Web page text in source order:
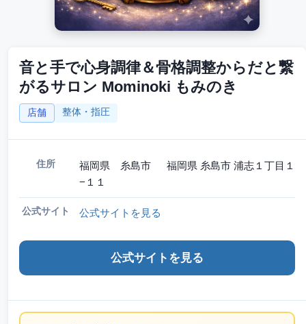
音と手で心身調律＆骨格調整からだと繋
がるサロン Mominoki もみのき
店舗 整体・指圧
住所
福岡県 糸島市 福岡県 糸島市 浦志１丁目１
−１１
公式サイト 公式サイトを見る
公式サイトを見る